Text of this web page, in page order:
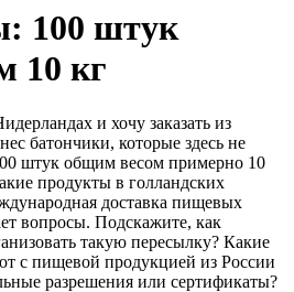
100 штук
10 кг
и хочу заказать из
батончики, которые здесь не
штук общим весом примерно 10
продукты в голландских
доставка пищевых
вопросы. Подскажите, как
такую пересылку? Какие
с пищевой продукцией из России
разрешения или сертификаты?